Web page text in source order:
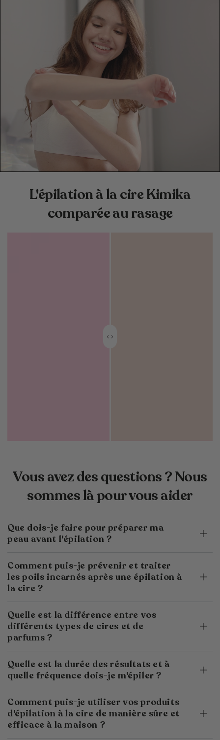
L'épilation à la cire Kimika
comparée au rasage
Vous avez des questions ? Nous
sommes là pour vous aider
Que dois-je faire pour préparer ma
peau avant l'épilation ?
Comment puis-je prévenir et traiter
les poils incarnés après une épilation à
la cire ?
Quelle est la différence entre vos
différents types de cires et de
parfums ?
Quelle est la durée des résultats et à
quelle fréquence dois-je m'épiler ?
Comment puis-je utiliser vos produits
d'épilation à la cire de manière sûre et
efficace à la maison ?